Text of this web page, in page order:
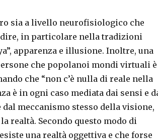
sia a livello neurofisiologico che
in particolare nella tradizioni
apparenza e illusione. Inoltre, una
che popolanoi mondi virtuali è
che “non c’è nulla di reale nella
è in ogni caso mediata dai sensi e
meccanismo stesso della visione,
realtà. Secondo questo modo di
una realtà oggettiva e che forse